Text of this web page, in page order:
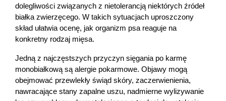
dolegliwości związanych z nietolerancją niektórych źródeł
białka zwierzęcego. W takich sytuacjach uproszczony
skład ułatwia ocenę, jak organizm psa reaguje na
konkretny rodzaj mięsa.
Jedną z najczęstszych przyczyn sięgania po karmę
monobiałkową są alergie pokarmowe. Objawy mogą
obejmować przewlekły świąd skóry, zaczerwienienia,
nawracające stany zapalne uszu, nadmierne wylizywanie